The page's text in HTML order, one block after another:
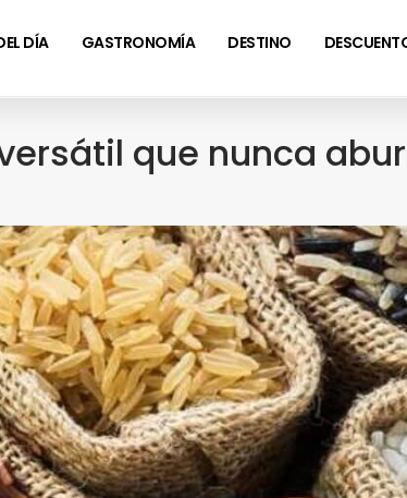
DÍA GASTRONOMÍA DESTINO
que nunca